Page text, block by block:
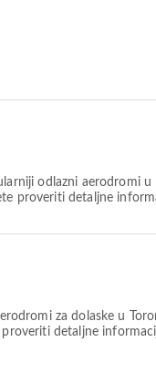
odlazni aerodromi
proveriti detaljne
za dolaske u
detaljne